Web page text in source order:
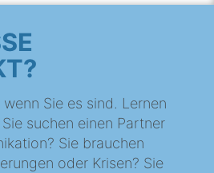
Sie es sind. Lernen
suchen einen Partner
Sie brauchen
oder Krisen? Sie